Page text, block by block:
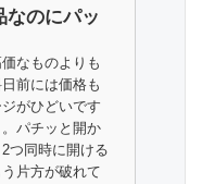
なのにパッ
なものよりも
前には価格も
がひどいです
。パチッと開か
つ同時に開ける
片方が破れて